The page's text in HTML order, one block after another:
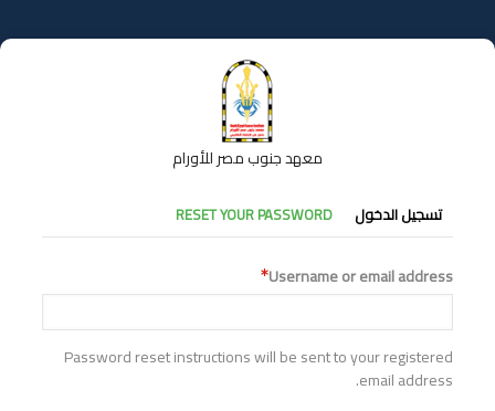
إلى
المحتوى
معهد جنوب مصر للأورام
التبويبات
الأساسية
تسجيل الدخول RESET YOUR PASSWORD
Username or email address
Password reset instructions will be sent to your registered
email address.